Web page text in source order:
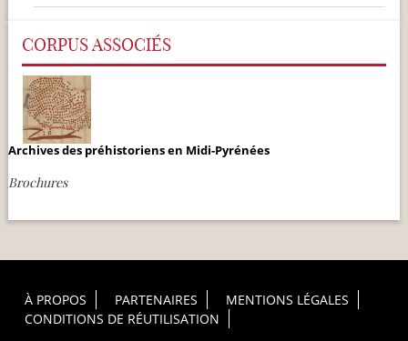
CORPUS ASSOCIÉS
Archives des préhistoriens en Midi-Pyrénées
Brochures
Footer Principal
À PROPOS PARTENAIRES
MENTIONS LÉGALES
CONDITIONS DE RÉUTILISATION